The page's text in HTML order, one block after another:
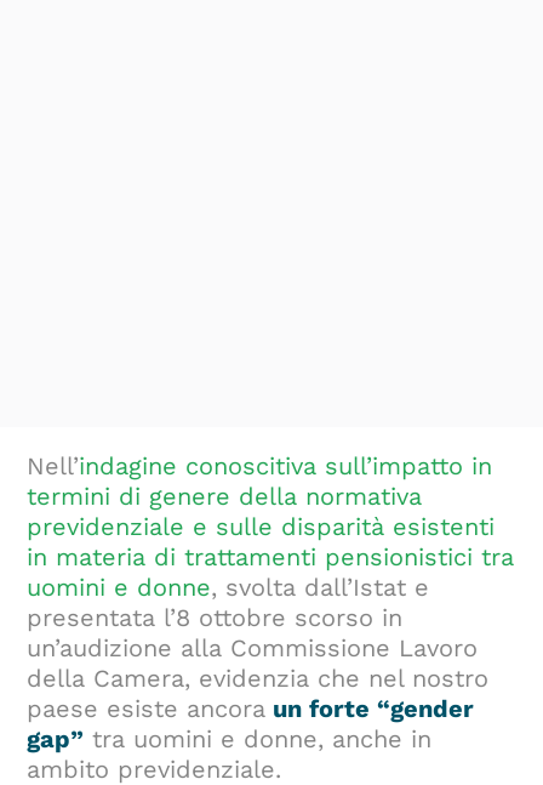
Nell’indagine conoscitiva sull’impatto in
termini di genere della normativa
previdenziale e sulle disparità esistenti
in materia di trattamenti pensionistici tra
uomini e donne, svolta dall’Istat e
presentata l’8 ottobre scorso in
un’audizione alla Commissione Lavoro
della Camera, evidenzia che nel nostro
paese esiste ancora un forte “gender
gap” tra uomini e donne, anche in
ambito previdenziale.